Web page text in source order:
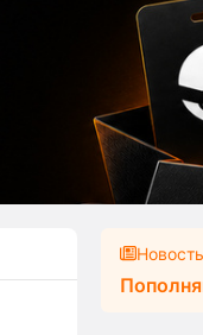
Новость